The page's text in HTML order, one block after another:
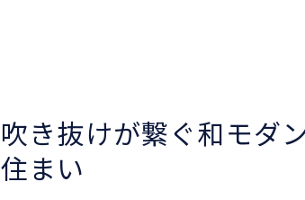
吹き抜けが繋ぐ和モダ
住まい